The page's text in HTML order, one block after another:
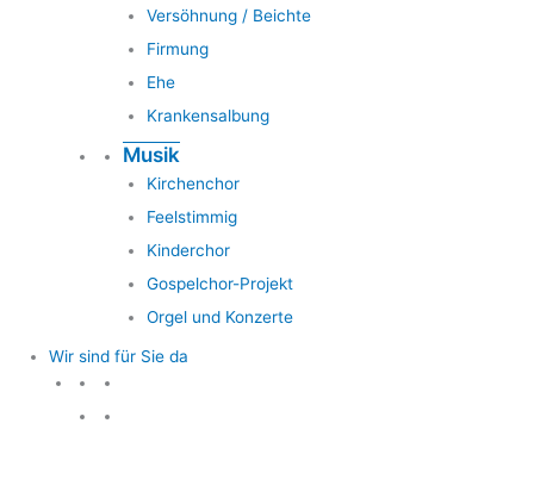
Versöhnung / Beichte
Firmung
Ehe
Krankensalbung
Musik
Kirchenchor
Feelstimmig
Kinderchor
Gospelchor-Projekt
Orgel und Konzerte
Wir sind für Sie da